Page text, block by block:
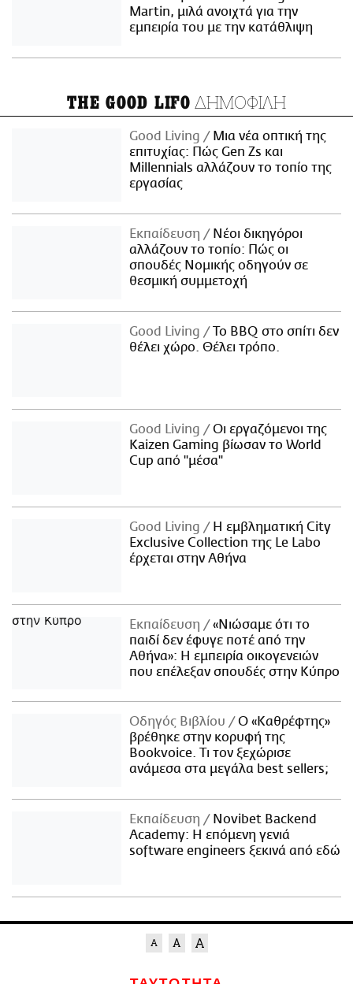
Martin, μιλά ανοιχτά για την
εμπειρία του με την κατάθλιψη
THE GOOD LIFO ΔΗΜΟΦΙΛΗ
Good Living
Μια νέα οπτική της
επιτυχίας: Πώς Gen Zs και
Millennials αλλάζουν το τοπίο της
εργασίας
Εκπαίδευση
Νέοι δικηγόροι
αλλάζουν το τοπίο: Πώς οι
σπουδές Νομικής οδηγούν σε
θεσμική συμμετοχή
Good Living
Το BBQ στο σπίτι δεν
θέλει χώρο. Θέλει τρόπο.
Good Living
Οι εργαζόμενοι της
Kaizen Gaming βίωσαν το World
Cup από "μέσα"
Good Living
Η εμβληματική City
Exclusive Collection της Le Labo
έρχεται στην Αθήνα
Εκπαίδευση
«Νιώσαμε ότι το
παιδί δεν έφυγε ποτέ από την
Αθήνα»: Η εμπειρία οικογενειών
που επέλεξαν σπουδές στην Κύπρο
Οδηγός Βιβλίου
Ο «Καθρέφτης»
βρέθηκε στην κορυφή της
Bookvoice. Τι τον ξεχώρισε
ανάμεσα στα μεγάλα best sellers;
Εκπαίδευση
Novibet Backend
Academy: Η επόμενη γενιά
software engineers ξεκινά από εδώ